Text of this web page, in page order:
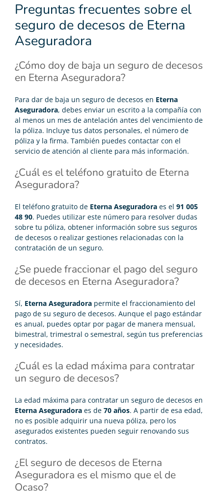
Preguntas frecuentes sobre el
seguro de decesos de Eterna
Aseguradora
¿Cómo doy de baja un seguro de decesos
en Eterna Aseguradora?
Para dar de baja un seguro de decesos en Eterna
Aseguradora, debes enviar un escrito a la compañía con
al menos un mes de antelación antes del vencimiento de
la póliza. Incluye tus datos personales, el número de
póliza y la firma. También puedes contactar con el
servicio de atención al cliente para más información.
¿Cuál es el teléfono gratuito de Eterna
Aseguradora?
El teléfono gratuito de Eterna Aseguradora es el 91 005
48 90. Puedes utilizar este número para resolver dudas
sobre tu póliza, obtener información sobre sus seguros
de decesos o realizar gestiones relacionadas con la
contratación de un seguro.
¿Se puede fraccionar el pago del seguro
de decesos en Eterna Aseguradora?
Sí, Eterna Aseguradora permite el fraccionamiento del
pago de su seguro de decesos. Aunque el pago estándar
es anual, puedes optar por pagar de manera mensual,
bimestral, trimestral o semestral, según tus preferencias
y necesidades.
¿Cuál es la edad máxima para contratar
un seguro de decesos?
La edad máxima para contratar un seguro de decesos en
Eterna Aseguradora es de 70 años. A partir de esa edad,
no es posible adquirir una nueva póliza, pero los
asegurados existentes pueden seguir renovando sus
contratos.
¿El seguro de decesos de Eterna
Aseguradora es el mismo que el de
Ocaso?